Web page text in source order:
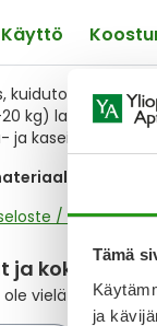
Tämä
ja
Käyttö
kuiduton lasten
kg) lapsille
ja
/ Läs
ja
vielä yhtään